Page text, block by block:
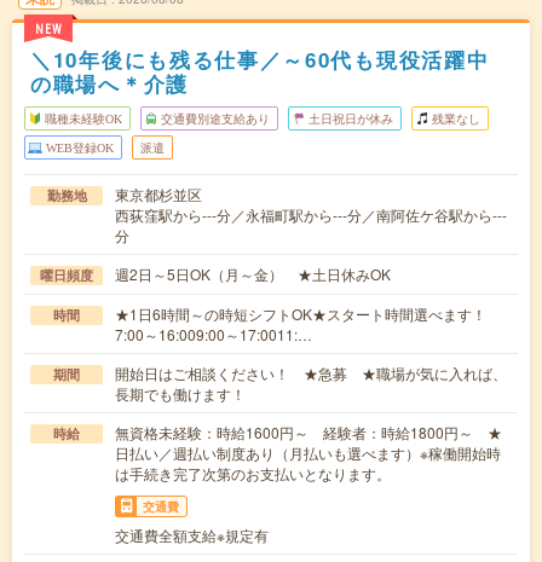
NEW
＼10年後にも残る仕事／～60代も現役活躍中
の職場へ＊介護
職種未経験OK 交通費別途支給あり 土日祝日が休み 残業なし
WEB登録OK 派遣
勤務地
東京都杉並区
西荻窪駅から---分／永福町駅から---分／南阿佐ケ谷駅から---
分
曜日頻度 週2日～5日OK（月～金） ★土日休みOK
時間
★1日6時間～の時短シフトOK★スタート時間選べます！
7:00～16:009:00～17:0011:…
期間
開始日はご相談ください！ ★急募 ★職場が気に入れば、
長期でも働けます！
時給
無資格未経験：時給1600円～ 経験者：時給1800円～ ★
日払い／週払い制度あり（月払いも選べます）※稼働開始時
は手続き完了次第のお支払いとなります。
交通費
交通費全額支給※規定有